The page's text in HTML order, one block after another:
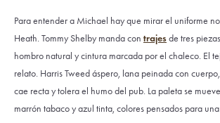
Para entender a Michael hay que mirar el uniforme
Heath. Tommy Shelby manda con trajesde tres
hombro natural y cintura marcada por el chaleco. El
relato. Harris Tweed áspero, lana peinada con
cae recta y tolera el humo del pub. La paleta se
marrón tabaco y azul tinta, colores pensados para